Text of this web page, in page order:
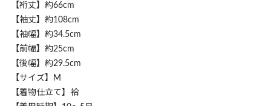
【裄丈】約66cm
【袖丈】約108cm
【袖幅】約34.5cm
【前幅】約25cm
【後幅】約29.5cm
【サイズ】M
【着物仕立て】袷